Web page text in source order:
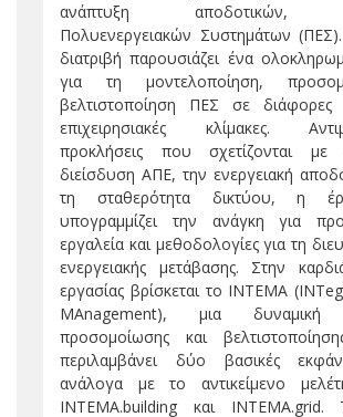
ανάπτυξη αποδοτικών,
Πολυενεργειακών Συστημάτων
διατριβή παρουσιάζει ένα
για τη μοντελοποίηση,
βελτιστοποίηση ΠΕΣ σε διάφορες
επιχειρησιακές κλίμακες.
προκλήσεις που σχετίζονται
διείσδυση ΑΠΕ, την ενεργειακή
τη σταθερότητα δικτύου, η
υπογραμμίζει την ανάγκη για
εργαλεία και μεθοδολογίες για τη
ενεργειακής μετάβασης. Στην
εργασίας βρίσκεται το INTEMA
MAnagement), μια δυναμική
προσομοίωσης και
περιλαμβάνει δύο βασικές
ανάλογα με το αντικείμενο
INTEMA.building και